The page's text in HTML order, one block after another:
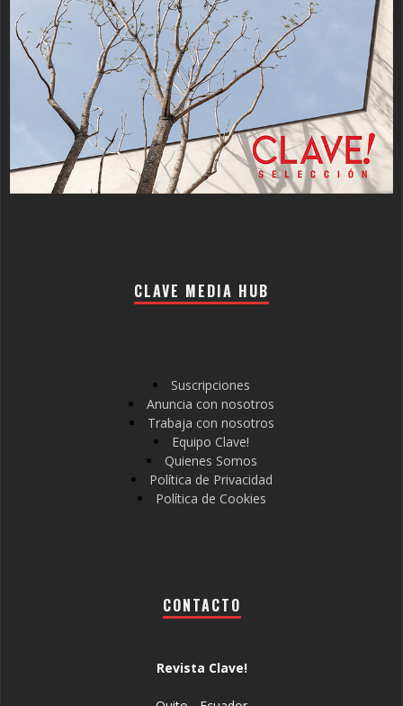
CLAVE MEDIA HUB
Suscripciones
Anuncia con nosotros
Trabaja con nosotros
Equipo Clave!
Quienes Somos
Política de Privacidad
Política de Cookies
CONTACTO
Revista Clave!